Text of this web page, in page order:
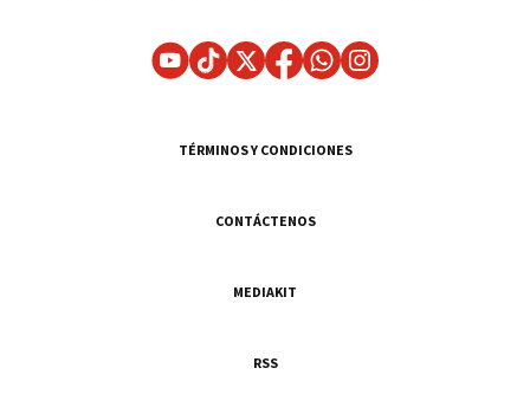
TÉRMINOS Y CONDICIONES
CONTÁCTENOS
MEDIAKIT
RSS